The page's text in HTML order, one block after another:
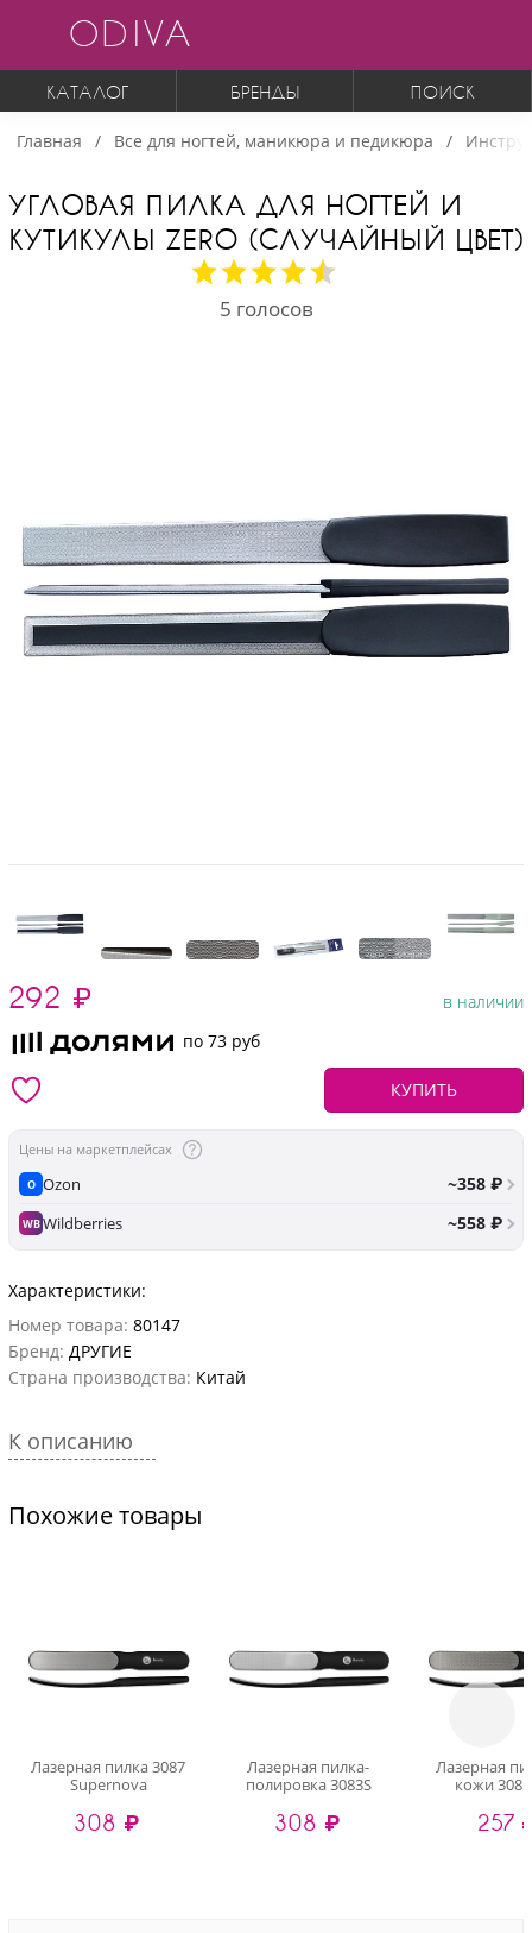
ODIVA
КАТАЛОГ БРЕНДЫ ПОИСК
Главная Все для ногтей, маникюра и педикюра
УГЛОВАЯ ПИЛКА ДЛЯ НОГТЕЙ И
КУТИКУЛЫ ZERO (СЛУЧАЙНЫЙ ЦВЕТ)
5 голосов
292 ₽
в наличии
по 73 руб
КУПИТЬ
Цены на маркетплейсах
O Ozon ~358 ₽
WBWildberries ~558 ₽
Характеристики:
Номер товара: 80147
Бренд: ДРУГИЕ
Страна производства: Китай
К описанию
Похожие товары
Лазерная пилка 3087
Supernova
308 ₽
Лазерная пилка-
полировка 3083S
308 ₽
Лазерная
кожи
257